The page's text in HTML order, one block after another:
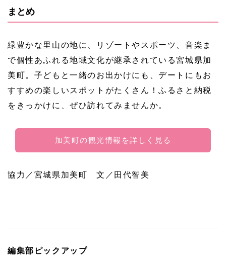
まとめ
緑豊かな里山の地に、リゾートやスポーツ、音楽ま
で個性あふれる地域文化が継承されている宮城県加
美町。子どもと一緒のお出かけにも、デートにもお
すすめの楽しいスポットがたくさん！ふるさと納税
をきっかけに、ぜひ訪れてみませんか。
加美町の観光情報を詳しく見る
協力／宮城県加美町 文／田代智美
編集部ピックアップ